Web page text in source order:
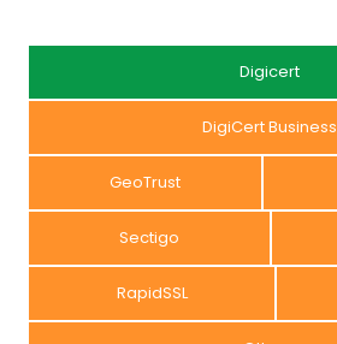
Digicert
DigiCert Business
GeoTrust
Sectigo
RapidSSL